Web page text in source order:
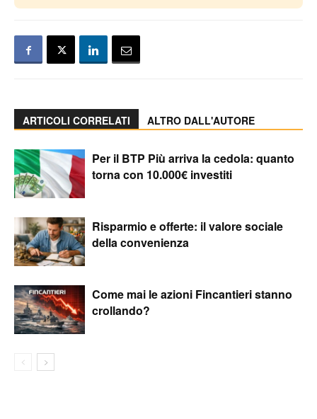
ARTICOLI CORRELATI ALTRO DALL'AUTORE
Per il BTP Più arriva la cedola: quanto
torna con 10.000€ investiti
Risparmio e offerte: il valore sociale
della convenienza
Come mai le azioni Fincantieri stanno
crollando?